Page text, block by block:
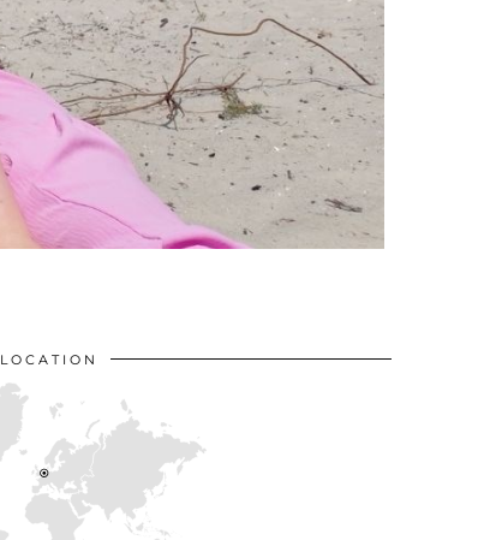
LOCATION